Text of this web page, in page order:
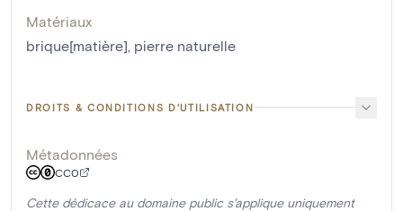
Matériaux
brique[matière], pierre naturelle
DROITS & CONDITIONS D'UTILISATION
Métadonnées
CC0
Cette dédicace au domaine public s'applique uniquement